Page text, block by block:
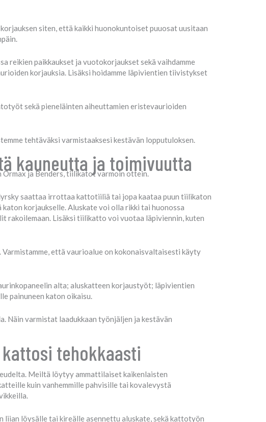
siten, että kaikki huonokuntoiset puuosat uusitaan
reikien paikkaukset ja vuotokorjaukset sekä vaihdamme
korjauksia. Lisäksi hoidamme läpivientien tiivistykset
sekä pieneläinten aiheuttamien eristevaurioiden
tehtäväksi varmistaaksesi kestävän lopputuloksen.
kauneutta ja toimivuutta
ja Benders, tiilikatot varmoin ottein.
saattaa irrottaa kattotiiliä tai jopa kaataa puun tiilikaton
korjaukselle. Aluskate voi olla rikki tai huonossa
rakoilemaan. Lisäksi tiilikatto voi vuotaa läpiviennin, kuten
että vaurioalue on kokonaisvaltaisesti käyty
alta; aluskatteen korjaustyöt; läpivientien
painuneen katon oikaisu.
Näin varmistat laadukkaan työnjäljen ja kestävän
tehokkaasti
Meiltä löytyy ammattilaiset kaikenlaisten
kuin vanhemmille pahvisille tai kovalevystä
löysälle tai kireälle asennettu aluskate, sekä kattotyön